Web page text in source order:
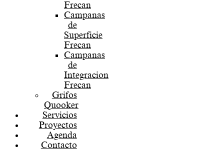
Frecan
Campanas
de
Superficie
Frecan
Campanas
de
Integracion
Frecan
Grifos
Quooker
Servicios
Proyectos
Agenda
Contacto